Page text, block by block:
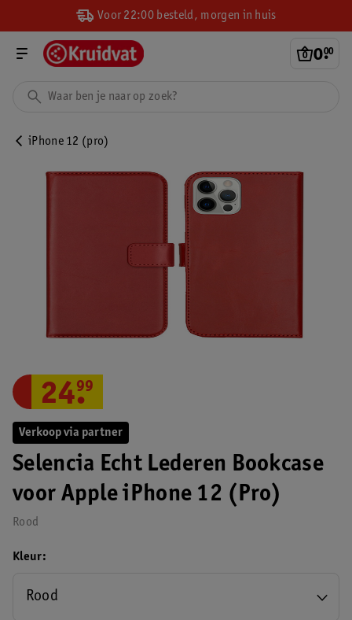
Voor 22:00 besteld, morgen in huis
0.
00
iPhone 12 (pro)
Verkoop via partner
Selencia Echt Lederen Bookcase
voor Apple iPhone 12 (Pro)
Rood
24.
99
Kleur
Rood